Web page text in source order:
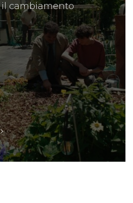
cambiamento